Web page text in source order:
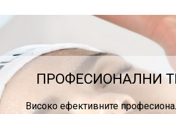
ПРОФЕСИОНАЛНИ
Високо ефективните